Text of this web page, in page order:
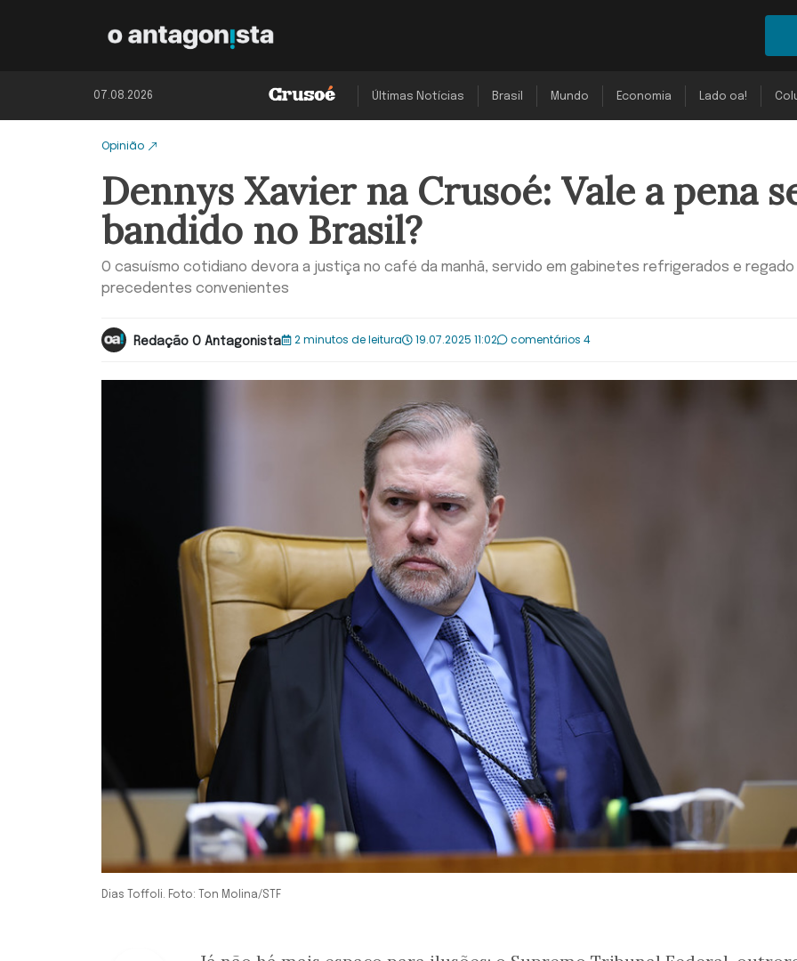
07.08.2026 Últimas Notícias Brasil Mundo Economia Lado oa!
Opinião
Dennys Xavier na Crusoé: Vale a pena
bandido no Brasil?
O casuísmo cotidiano devora a justiça no café da manhã, servido em gabinetes refrigerados e regado
precedentes convenientes
Redação O Antagonista 2 minutos de leitura 19.07.2025 11:02 comentários 4
Dias Toffoli. Foto: Ton Molina/STF